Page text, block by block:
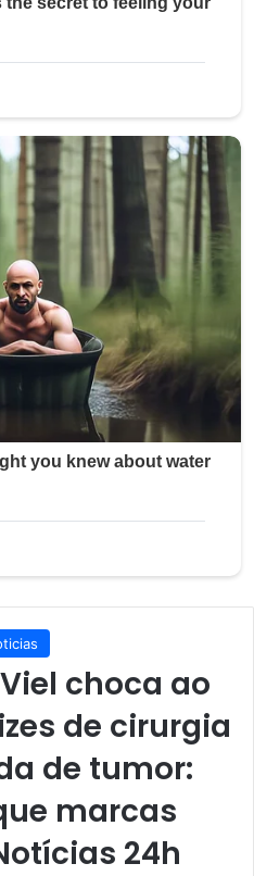
choca ao
de cirurgia
de tumor:
marcas
24h